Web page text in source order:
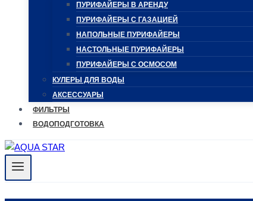
ПУРИФАЙЕРЫ В АРЕНДУ
ПУРИФАЙЕРЫ С ГАЗАЦИЕЙ
НАПОЛЬНЫЕ ПУРИФАЙЕРЫ
НАСТОЛЬНЫЕ ПУРИФАЙЕРЫ
ПУРИФАЙЕРЫ С ОСМОСОМ
КУЛЕРЫ ДЛЯ ВОДЫ
АКСЕССУАРЫ
ФИЛЬТРЫ
ВОДОПОДГОТОВКА